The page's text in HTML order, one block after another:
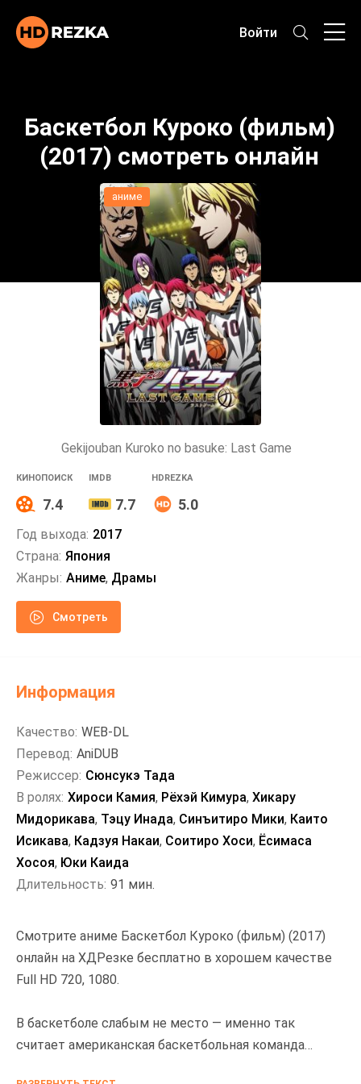
Войти
Баскетбол Куроко (фильм)
(2017) смотреть онлайн
аниме
Gekijouban Kuroko no basuke: Last Game
КИНОПОИСК
7.4
IMDB
7.7
HDREZKA
5.0
Год выхода: 2017
Страна: Япония
Жанры: Аниме, Драмы
Смотреть
Смотрите аниме Баскетбол Куроко (фильм) (2017)
онлайн на ХДРезке бесплатно в хорошем качестве
Full HD 720, 1080.
В баскетболе слабым не место — именно так
считает американская баскетбольная команда
Информация
Качество: WEB-DL
Перевод: AniDUB
Режиссер: Сюнсукэ Тада
В ролях: Хироси Камия, Рёхэй Кимура, Хикару
Мидорикава, Тэцу Инада, Синъитиро Мики, Каито
Исикава, Кадзуя Накаи, Соитиро Хоси, Ёсимаса
Хосоя, Юки Каида
Длительность: 91 мин.